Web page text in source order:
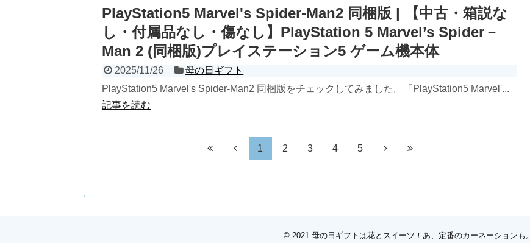
PlayStation5 Marvel's Spider-Man2 同梱版 | 【中古・箱説な
し・付属品なし・傷なし】PlayStation 5 Marvel’s Spider－
Man 2 (同梱版)プレイステーション5 ゲーム機本体
2025/11/26
母の日ギフト
PlayStation5 Marvel's Spider-Man2 同梱版をチェックしてみました。「PlayStation5 Marvel'...
記事を読む
1 2 3 4 5
© 2021 母の日ギフトは花とスイーツ！あ、定番のカーネーションも。